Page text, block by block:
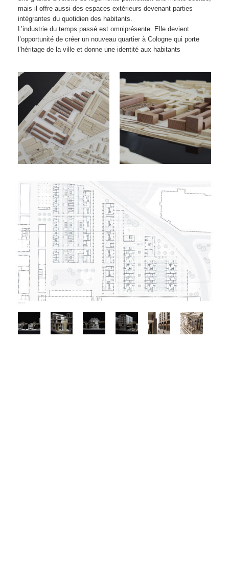
mais il offre aussi des espaces extérieurs devenant parties
intégrantes du quotidien des habitants.
L’industrie du temps passé est omniprésente. Elle devient
l’opportunité de créer un nouveau quartier à Cologne qui porte
l’héritage de la ville et donne une identité aux habitants